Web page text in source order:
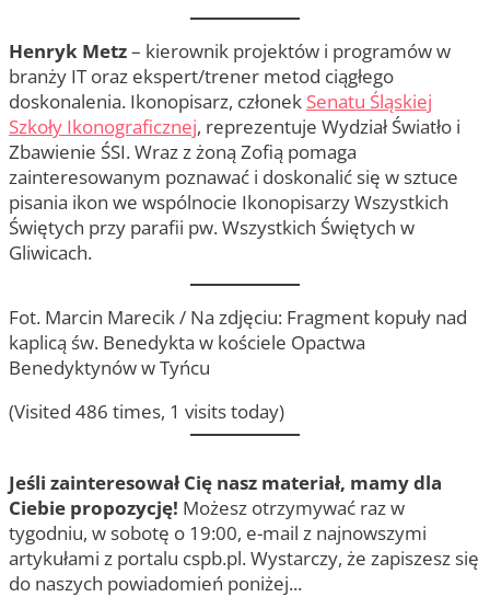
Henryk Metz– kierownik projektów i programów w
branży IT oraz ekspert/trener metod ciągłego
doskonalenia. Ikonopisarz, członek Senatu Śląskiej
Szkoły Ikonograficznej, reprezentuje Wydział Światło i
Zbawienie ŚSI. Wraz z żoną Zofią pomaga
zainteresowanym poznawać i doskonalić się w sztuce
pisania ikon we wspólnocie Ikonopisarzy Wszystkich
Świętych przy parafii pw. Wszystkich Świętych w
Gliwicach.
Fot. Marcin Marecik / Na zdjęciu: Fragment kopuły nad
kaplicą św. Benedykta w kościele Opactwa
Benedyktynów w Tyńcu
(Visited 486 times, 1 visits today)
Jeśli zainteresował Cię nasz materiał, mamy dla
Ciebie propozycję! Możesz otrzymywać raz w
tygodniu, w sobotę o 19:00, e-mail z najnowszymi
artykułami z portalu cspb.pl. Wystarczy, że zapiszesz się
do naszych powiadomień poniżej...